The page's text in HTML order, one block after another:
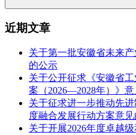
近期文章
关于第一批安徽省未来
的公示
关于公开征求《安徽省
案（2026—2028年）》
关于征求进一步推动先
度融合发展行动方案意
关于开展2026年度卓越